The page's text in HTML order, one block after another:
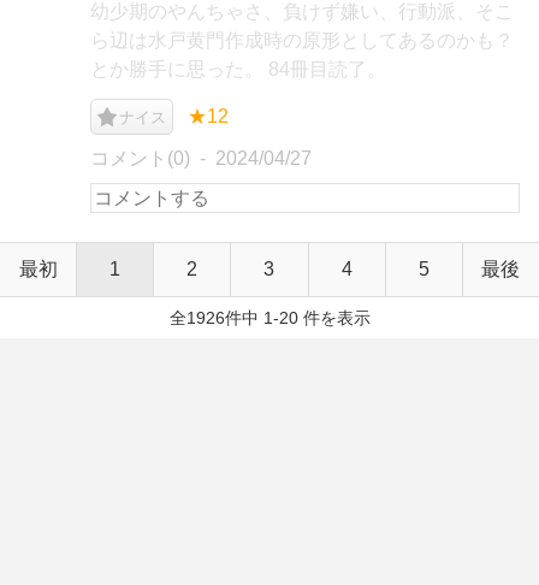
幼少期のやんちゃさ、負けず嫌い、行動派、そこ
ら辺は水戸黄門作成時の原形としてあるのかも？
とか勝手に思った。 84冊目読了。
ナイス ★12
コメント(0) 2024/04/27
最初 1 2 3 4 5 最後
全1926件中 1-20 件を表示